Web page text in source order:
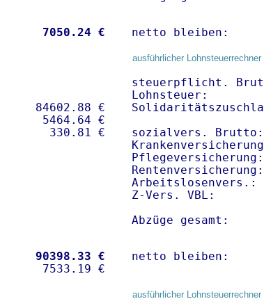
7050.24 € netto
ausführlicher
84602.88 €
5464.64 €
steuerpflicht.
Lohnsteuer:
sozialvers.
Z-Vers. VBL:
Abzüge gesamt:
90398.33 €
netto
ausführlicher